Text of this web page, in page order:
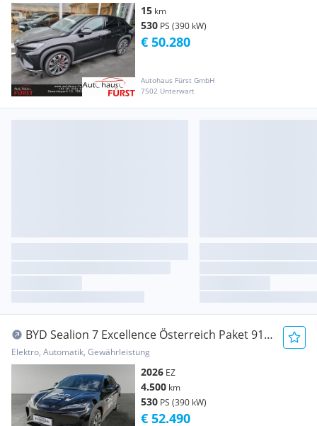
15 km
530 PS (390 kW)
Autohaus Fürst GmbH
7502 Unterwart
€ 50.280
BYD Sealion 7 Excellence Österreich Paket 91.5
kWh AWD
Elektro, Automatik, Gewährleistung
2026 EZ
4.500 km
530 PS (390 kW)
€ 52.490